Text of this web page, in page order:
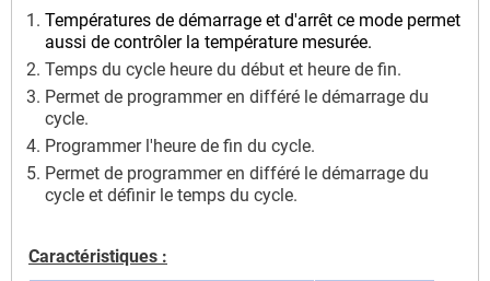
Températures de démarrage et d'arrêt ce mode permet
aussi de contrôler la température mesurée.
Temps du cycle heure du début et heure de fin.
Permet de programmer en différé le démarrage du
cycle.
Programmer l'heure de fin du cycle.
Permet de programmer en différé le démarrage du
cycle et définir le temps du cycle.
Caractéristiques :